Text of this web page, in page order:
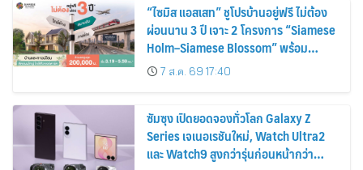
“ไซมิส แอสเสท” ชูโปรบ้านอยู่ฟรี ไม่ต้อง
ผ่อนนาน 3 ปี เจาะ 2 โครงการ “Siamese
Holm–Siamese Blossom” พร้อม
ส่วนลดและสิทธิพิเศษถึง 31 สิงหาคม
2569
7 ส.ค. 69 17:40
ซัมซุง เปิดยอดจองทั่วโลก Galaxy Z
Series เจเนอเรชันใหม่, Watch Ultra2
และ Watch9 สูงกว่ารุ่นก่อนหน้ากว่า